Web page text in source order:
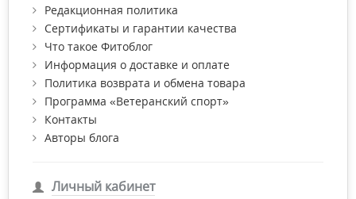
Редакционная политика
Сертификаты и гарантии качества
Что такое Фитоблог
Информация о доставке и оплате
Политика возврата и обмена товара
Программа «Ветеранский спорт»
Контакты
Авторы блога
Личный кабинет